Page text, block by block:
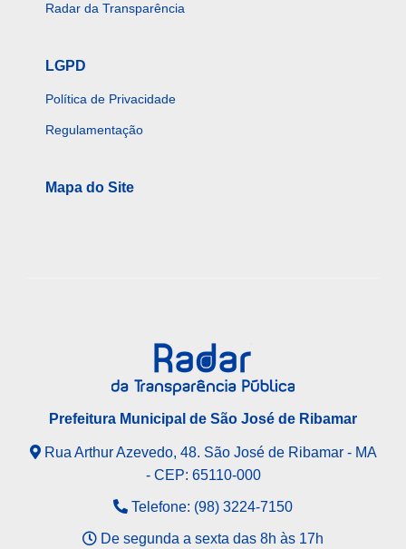
Radar da Transparência
LGPD
Política de Privacidade
Regulamentação
Mapa do Site
Prefeitura Municipal de São José de Ribamar
Rua Arthur Azevedo, 48. São José de Ribamar - MA
- CEP: 65110-000
Telefone: (98) 3224-7150
De segunda a sexta das 8h às 17h